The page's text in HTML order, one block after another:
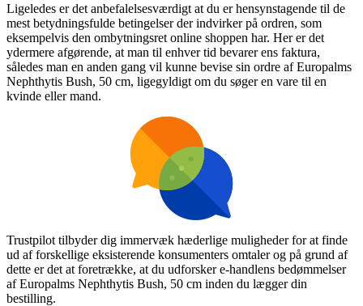
Ligeledes er det anbefalelsesværdigt at du er hensynstagende til de
mest betydningsfulde betingelser der indvirker på ordren, som
eksempelvis den ombytningsret online shoppen har. Her er det
ydermere afgørende, at man til enhver tid bevarer ens faktura,
således man en anden gang vil kunne bevise sin ordre af Europalms
Nephthytis Bush, 50 cm, ligegyldigt om du søger en vare til en
kvinde eller mand.
Trustpilot tilbyder dig immervæk hæderlige muligheder for at finde
ud af forskellige eksisterende konsumenters omtaler og på grund af
dette er det at foretrække, at du udforsker e-handlens bedømmelser
af Europalms Nephthytis Bush, 50 cm inden du lægger din
bestilling.